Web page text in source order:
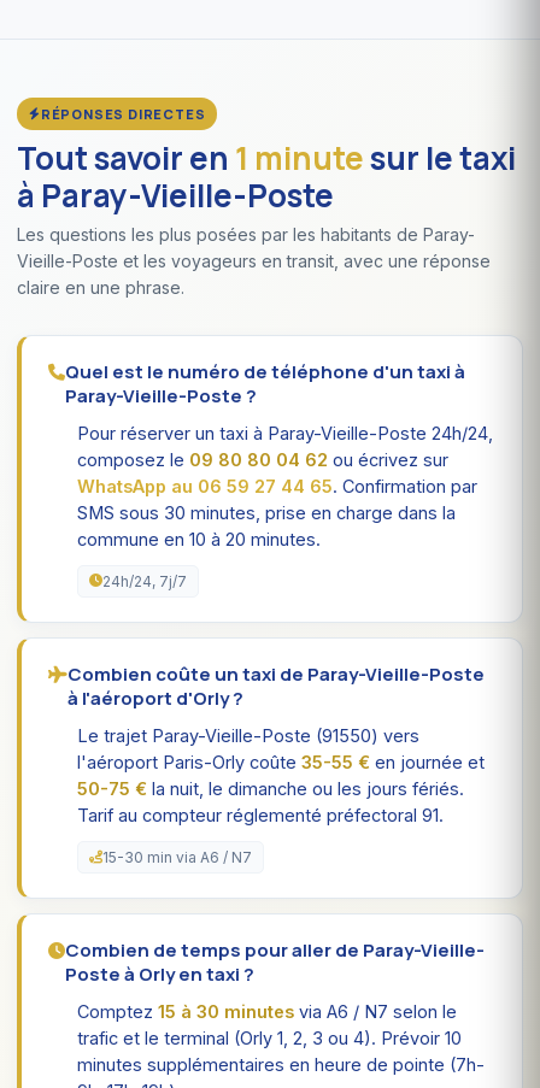
RÉPONSES DIRECTES
Tout savoir en 1 minutesur le taxi
à Paray-Vieille-Poste
Les questions les plus posées par les habitants de Paray-
Vieille-Poste et les voyageurs en transit, avec une réponse
claire en une phrase.
Quel est le numéro de téléphone d'un taxi à
Paray-Vieille-Poste ?
Pour réserver un taxi à Paray-Vieille-Poste 24h/24,
composez le 09 80 80 04 62 ou écrivez sur
WhatsApp au 06 59 27 44 65. Confirmation par
SMS sous 30 minutes, prise en charge dans la
commune en 10 à 20 minutes.
24h/24, 7j/7
Combien coûte un taxi de Paray-Vieille-Poste
à l'aéroport d'Orly ?
Le trajet Paray-Vieille-Poste (91550) vers
l'aéroport Paris-Orly coûte 35-55 € en journée et
50-75 € la nuit, le dimanche ou les jours fériés.
Tarif au compteur réglementé préfectoral 91.
15-30 min via A6 / N7
Combien de temps pour aller de Paray-Vieille-
Poste à Orly en taxi ?
Comptez 15 à 30 minutes via A6 / N7 selon le
trafic et le terminal (Orly 1, 2, 3 ou 4). Prévoir 10
minutes supplémentaires en heure de pointe (7h-